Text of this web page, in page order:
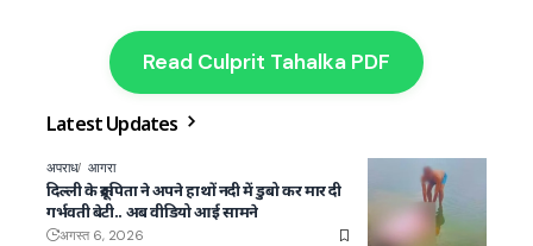
Read Culprit Tahalka PDF
Latest Updates
अपराध आगरा
दिल्ली के क्रूर पिता ने अपने हाथों नदी में डुबो कर मार दी
गर्भवती बेटी.. अब वीडियो आई सामने
अगस्त 6, 2026